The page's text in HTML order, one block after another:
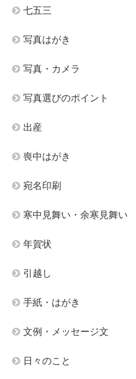
七五三
写真はがき
写真・カメラ
写真選びのポイント
出産
喪中はがき
宛名印刷
寒中見舞い・余寒見舞い
年賀状
引越し
手紙・はがき
文例・メッセージ文
日々のこと